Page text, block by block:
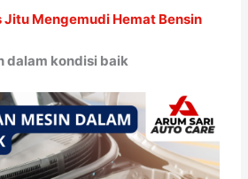
Jitu Mengemudi Hemat Bensin
dalam kondisi baik